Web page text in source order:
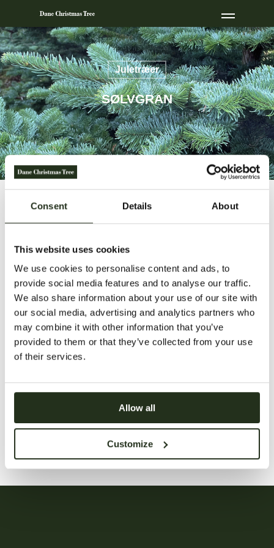
Consent Details About
This website uses cookies
We use cookies to personalise content and ads, to
provide social media features and to analyse our traffic.
We also share information about your use of our site with
our social media, advertising and analytics partners who
may combine it with other information that you’ve
provided to them or that they’ve collected from your use
of their services.
Allow all
Customize
Juletræer
SØLVGRAN
SØLVGRAN (NOBILIS)
Amerika og Nobilis er en af de absolut
adventskranse.
Kontakt os
Nobilis, sølvgran, stammer oprindeligt
bløde blågrågrønne nåle, nærmest
sølvfarvede – deraf navnet sølvgran.
på nålene efter fældning. Derfor er
Nobilis en af de absolut mest velegnede
til pyntegrønt og adventskranse.